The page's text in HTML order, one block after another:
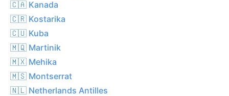
🇨🇦 Kanada
🇨🇷 Kostarika
🇨🇺 Kuba
🇲🇶 Martinik
🇲🇽 Mehika
🇲🇸 Montserrat
🇳🇱 Netherlands Antilles